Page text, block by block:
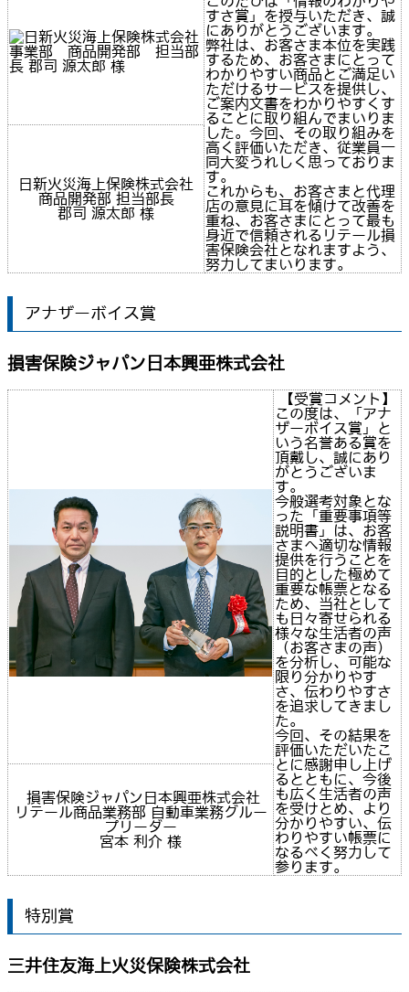
すさ賞」を授与いただき、誠
にありがとうございます。
弊社は、お客さま本位を実践
するため、お客さまにとって
わかりやすい商品とご満足い
ただけるサービスを提供し、
ご案内文書をわかりやすくす
ることに取り組んでまいりま
した。今回、その取り組みを
高く評価いただき、従業員一
同大変うれしく思っておりま
す。
これからも、お客さまと代理
店の意見に耳を傾けて改善を
重ね、お客さまにとって最も
身近で信頼されるリテール損
害保険会社となれますよう、
努力してまいります。
日新火災海上保険株式会社
商品開発部 担当部長
郡司 源太郎 様
アナザーボイス賞
損害保険ジャパン日本興亜株式会社
【受賞コメント】
この度は、「アナ
ザーボイス賞」と
いう名誉ある賞を
頂戴し、誠にあり
がとうございま
す。
今般選考対象とな
った「重要事項等
説明書」は、お客
さまへ適切な情報
提供を行うことを
目的とした極めて
重要な帳票となる
ため、当社として
も日々寄せられる
様々な生活者の声
（お客さまの声）
を分析し、可能な
限り分かりやす
さ、伝わりやすさ
を追求してきまし
た。
今回、その結果を
評価いただいたこ
とに感謝申し上げ
るとともに、今後
も広く生活者の声
を受けとめ、より
分かりやすい、伝
わりやすい帳票に
なるべく努力して
参ります。
損害保険ジャパン日本興亜株式会社
リテール商品業務部 自動車業務グルー
プリーダー
宮本 利介 様
特別賞
三井住友海上火災保険株式会社